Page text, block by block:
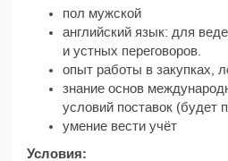
пол мужской
английский язык: для
и устных переговоров.
опыт работы в закупках,
знание основ
условий поставок (будет
умение вести учёт
Условия: